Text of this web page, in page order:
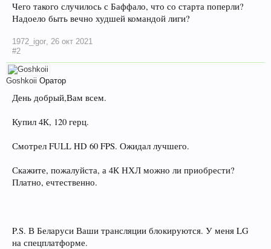
Чего такого случилось с Баффало, что со старта поперли?
Надоело быть вечно худшей командой лиги?
1972_igor, 26 окт 2021
#2
Goshkoii Оратор
День добрый,Вам всем.
Купил 4К, 120 герц.
Смотрел FULL HD 60 FPS. Ожидал лучшего.
Скажите, пожалуйста, а 4К НХЛ можно ли приобрести?
Платно, ечтественно.
P.S. В Беларуси Ваши трансляции блокируются. У меня LG
на спецплатформе.